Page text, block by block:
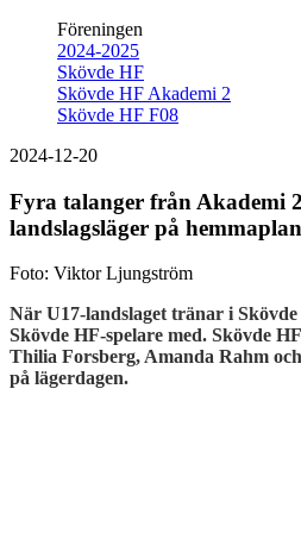
Föreningen
2024-2025
Skövde HF
Skövde HF Akademi 2
Skövde HF F08
2024-12-20
Fyra talanger från Akademi
landslagsläger på
Foto: Viktor Ljungström
När U17-landslaget tränar i
Skövde HF-spelare med. Skövde
Thilia Forsberg, Amanda Rahm
på lägerdagen.